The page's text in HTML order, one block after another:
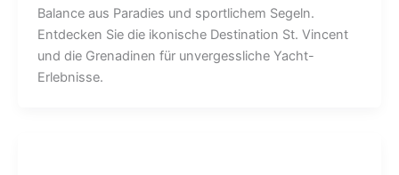
Balance aus Paradies und sportlichem Segeln.
Entdecken Sie die ikonische Destination St. Vincent
und die Grenadinen für unvergessliche Yacht-
Erlebnisse.